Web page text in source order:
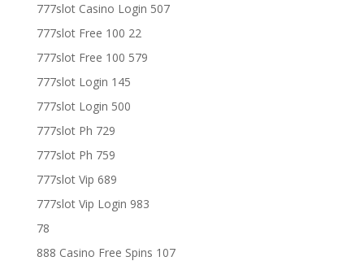
777slot Casino Login 507
777slot Free 100 22
777slot Free 100 579
777slot Login 145
777slot Login 500
777slot Ph 729
777slot Ph 759
777slot Vip 689
777slot Vip Login 983
78
888 Casino Free Spins 107